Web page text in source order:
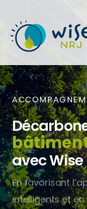
avec Wise
En favorisant
intelligents et